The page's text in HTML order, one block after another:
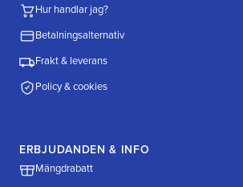
Hur handlar jag?
Betalningsalternativ
Frakt & leverans
Policy & cookies
ERBJUDANDEN & INFO
Mängdrabatt